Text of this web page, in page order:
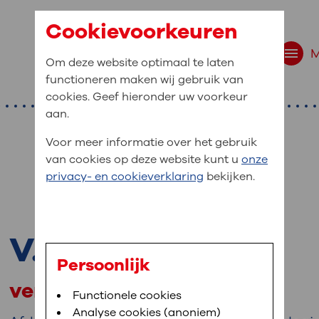
website navigatie
bent u naar op
Bloedafname,MijnOLVG,Digitalisering
medische gegevens
In MijnOLVG kunt u uw medische
het u uitkomt. OLVG breidt MijnOLVG
V. ter Haar
verpleegkundig specialist
Cookievoorkeuren
Om deze website optimaal te laten
functioneren maken wij gebruik van
cookies. Geef hieronder uw voorkeur
aan.
Voor meer informatie over het gebruik
van cookies op deze website kunt u onze
privacy- en cookieverklaring bekijken.
Persoonlijk
Functionele cookies
Analyse cookies (anoniem)